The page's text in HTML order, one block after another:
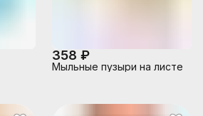
358 ₽
Мыльные пузыри на листе